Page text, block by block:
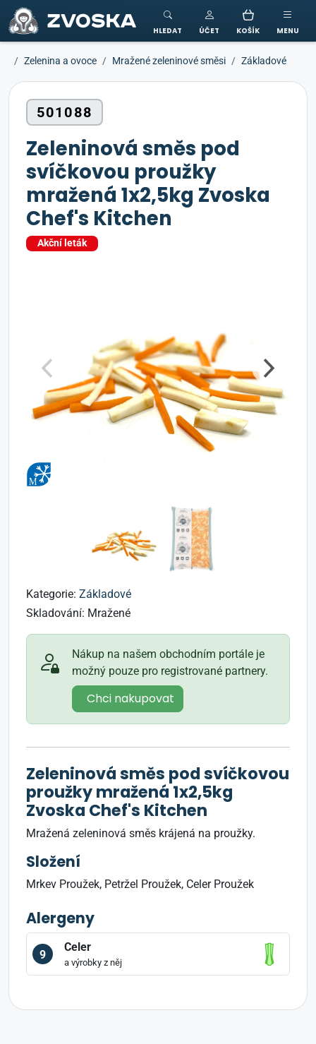
ZVOSKA
HLEDAT ÚČET KOŠÍK MENU
Zelenina a ovoce Mražené zeleninové směsi Základové
501088
Zeleninová směs pod
svíčkovou proužky
mražená 1x2,5kg Zvoska
Chef's Kitchen
Akční leták
Kategorie: Základové
Skladování: Mražené
Nákup na našem obchodním portále je
možný pouze pro registrované partnery.
Chci nakupovat
Zeleninová směs pod svíčkovou
proužky mražená 1x2,5kg
Zvoska Chef's Kitchen
Mražená zeleninová směs krájená na proužky.
Složení
Mrkev Proužek, Petržel Proužek, Celer Proužek
Alergeny
9
Celer
a výrobky z něj